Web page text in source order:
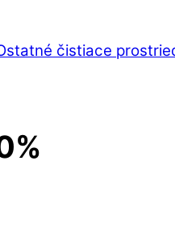
čistiace